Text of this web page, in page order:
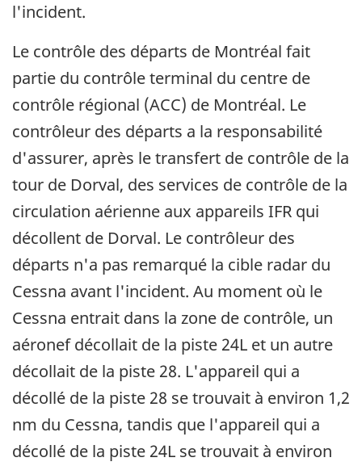
l'incident.
Le contrôle des départs de Montréal fait
partie du contrôle terminal du centre de
contrôle régional (ACC) de Montréal. Le
contrôleur des départs a la responsabilité
d'assurer, après le transfert de contrôle de la
tour de Dorval, des services de contrôle de la
circulation aérienne aux appareils IFR qui
décollent de Dorval. Le contrôleur des
départs n'a pas remarqué la cible radar du
Cessna avant l'incident. Au moment où le
Cessna entrait dans la zone de contrôle, un
aéronef décollait de la piste 24L et un autre
décollait de la piste 28. L'appareil qui a
décollé de la piste 28 se trouvait à environ 1,2
nm du Cessna, tandis que l'appareil qui a
décollé de la piste 24L se trouvait à environ